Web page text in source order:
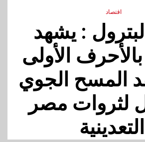
اقتصاد
: يشهد
بالأحرف الأولى
المسح الجوي
لثروات مصر
التعدينية